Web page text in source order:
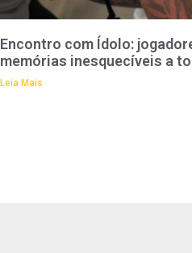
Encontro com Ídolo:
memórias inesquecíveis a
Leia Mais